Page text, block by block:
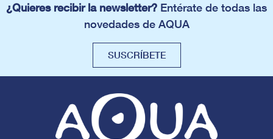
¿Quieres recibir la newsletter? Entérate de todas las
novedades de AQUA
SUSCRÍBETE